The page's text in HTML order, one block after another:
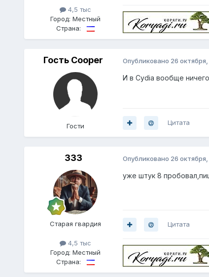
4,5 тыс
Город: Местный
Страна:
Гость Cooper
Гости
Опубликовано 26
И в Cydia вообще
Цитата
333
Старая гвардия
4,5 тыс
Город: Местный
Страна:
Опубликовано 26
уже штук 8
Цитата